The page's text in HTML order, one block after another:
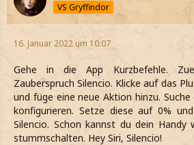
VS Gryffindor
16. Januar 2022 um 10:07
Gehe in die App Kurzbefehle.
Zauberspruch Silencio. Klicke auf das
und füge eine neue Aktion hinzu.
konfigurieren. Setze diese auf 0%
Silencio. Schon kannst du dein Handy
stummschalten. Hey Siri, Silencio!